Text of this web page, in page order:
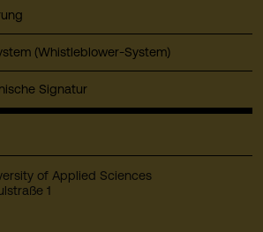
(Whistleblower-System)
Signatur
of Applied Sciences
1